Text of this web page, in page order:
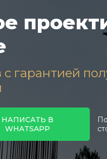
с гарантией
НАПИСАТЬ В
WHATSAPP